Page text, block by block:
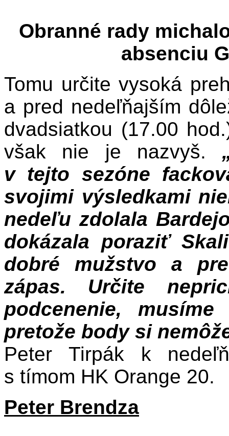
Obranné rady
absenciu
Tomu určite vysoká
a pred nedeľňajším
dvadsiatkou (17.00
však nie je nazvyš.
v tejto sezóne
svojimi výsledkami
nedeľu zdolala
dokázala poraziť
dobré mužstvo a
zápas. Určite
podcenenie,
pretože body si
Peter Tirpák k
s tímom HK Orange 20.
Peter Brendza